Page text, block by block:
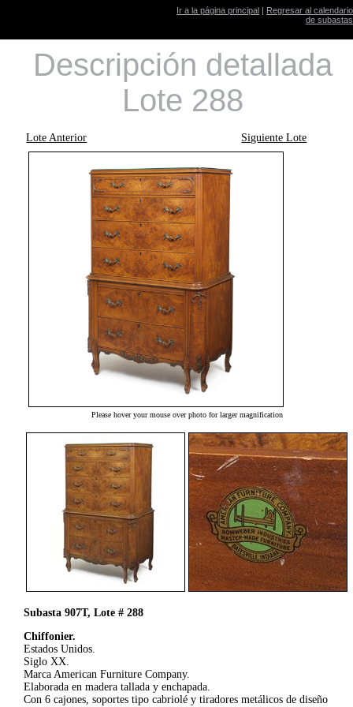
Ir a la página principal | Regresar al calendario
de subastas
Descripción detallada
Lote 288
Lote Anterior Siguiente Lote
Please hover your mouse over photo for larger magnification
Subasta 907T, Lote # 288
Chiffonier.
Estados Unidos.
Siglo XX.
Marca American Furniture Company.
Elaborada en madera tallada y enchapada.
Con 6 cajones, soportes tipo cabriolé y tiradores metálicos de diseño